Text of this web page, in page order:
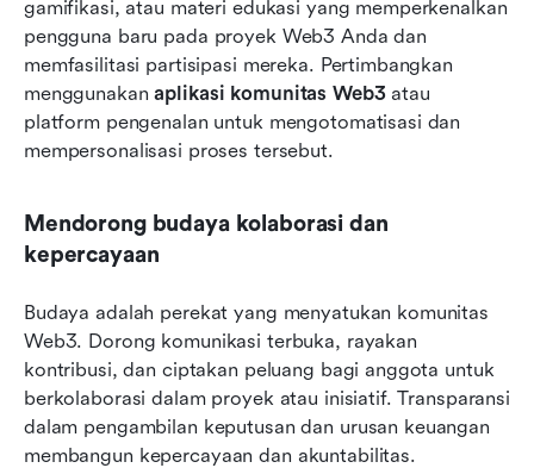
gamifikasi, atau materi edukasi yang memperkenalkan
pengguna baru pada proyek Web3 Anda dan
memfasilitasi partisipasi mereka. Pertimbangkan
menggunakan aplikasi komunitas Web3 atau
platform pengenalan untuk mengotomatisasi dan
mempersonalisasi proses tersebut.
Mendorong budaya kolaborasi dan
kepercayaan
Budaya adalah perekat yang menyatukan komunitas
Web3. Dorong komunikasi terbuka, rayakan
kontribusi, dan ciptakan peluang bagi anggota untuk
berkolaborasi dalam proyek atau inisiatif. Transparansi
dalam pengambilan keputusan dan urusan keuangan
membangun kepercayaan dan akuntabilitas.